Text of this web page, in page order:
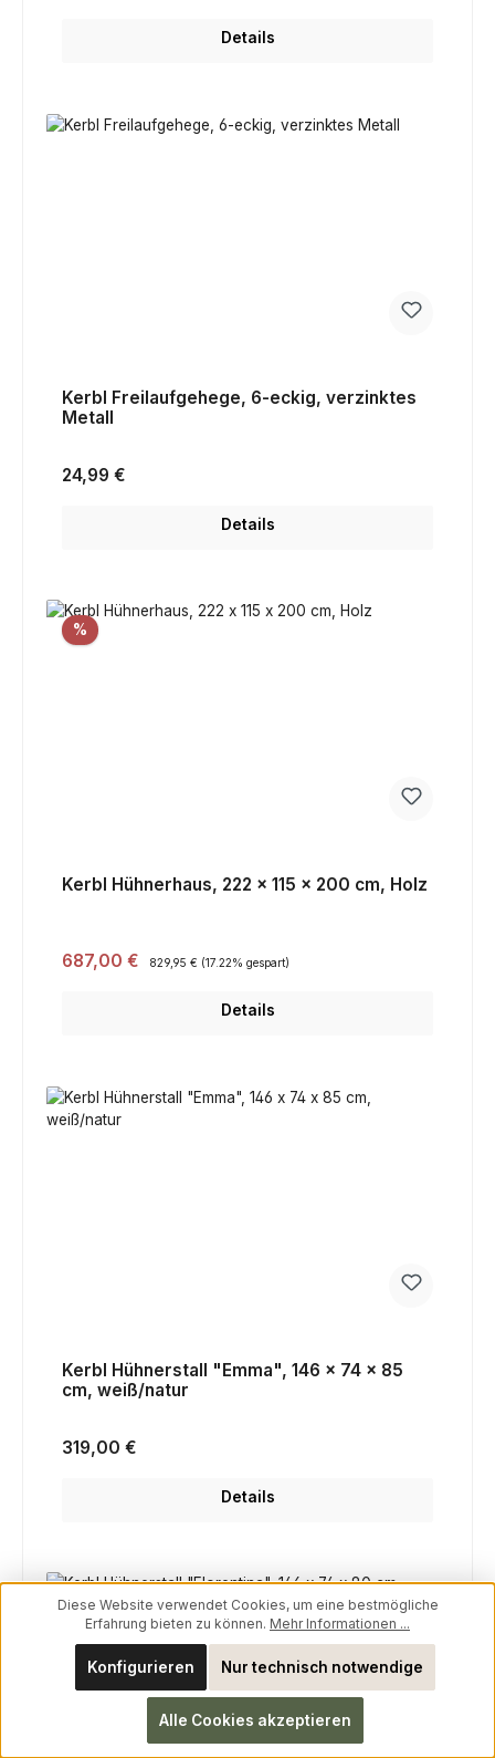
Details
Kerbl Freilaufgehege, 6-eckig, verzinktes
Metall
Regulärer Preis:
24,99 €
Details
%Rabatt
Kerbl Hühnerhaus, 222 x 115 x 200 cm, Holz
Verkaufspreis:
687,00 € Regulärer Preis:
829,95 € (17.22% gespart)
Details
Kerbl Hühnerstall "Emma", 146 x 74 x 85
cm, weiß/natur
Regulärer Preis:
319,00 €
Details
%Rabatt
Diese Website verwendet Cookies, um eine bestmögliche
Erfahrung bieten zu können. Mehr Informationen ...
Nur technisch notwendige
Konfigurieren
Alle Cookies akzeptieren